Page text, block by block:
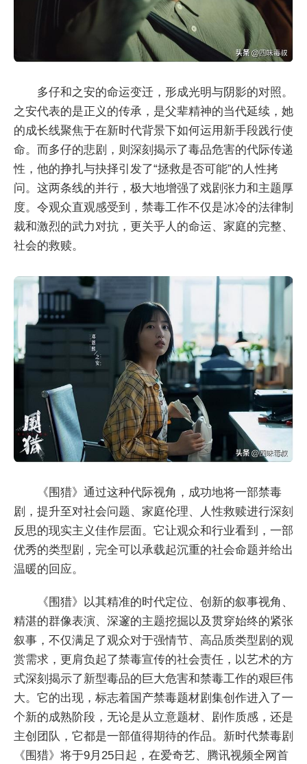
多仔和之安的命运变迁，形成光明与阴影的对照。
之安代表的是正义的传承，是父辈精神的当代延续，她
的成长线聚焦于在新时代背景下如何运用新手段践行使
命。而多仔的悲剧，则深刻揭示了毒品危害的代际传递
性，他的挣扎与抉择引发了“拯救是否可能”的人性拷
问。这两条线的并行，极大地增强了戏剧张力和主题厚
度。令观众直观感受到，禁毒工作不仅是冰冷的法律制
裁和激烈的武力对抗，更关乎人的命运、家庭的完整、
社会的救赎。
《围猎》通过这种代际视角，成功地将一部禁毒
剧，提升至对社会问题、家庭伦理、人性救赎进行深刻
反思的现实主义佳作层面。它让观众和行业看到，一部
优秀的类型剧，完全可以承载起沉重的社会命题并给出
温暖的回应。
《围猎》以其精准的时代定位、创新的叙事视角、
精湛的群像表演、深邃的主题挖掘以及贯穿始终的紧张
叙事，不仅满足了观众对于强情节、高品质类型剧的观
赏需求，更肩负起了禁毒宣传的社会责任，以艺术的方
式深刻揭示了新型毒品的巨大危害和禁毒工作的艰巨伟
大。它的出现，标志着国产禁毒题材剧集创作进入了一
个新的成熟阶段，无论是从立意题材、剧作质感，还是
主创团队，它都是一部值得期待的作品。新时代禁毒剧
《围猎》将于9月25日起，在爱奇艺、腾讯视频全网首